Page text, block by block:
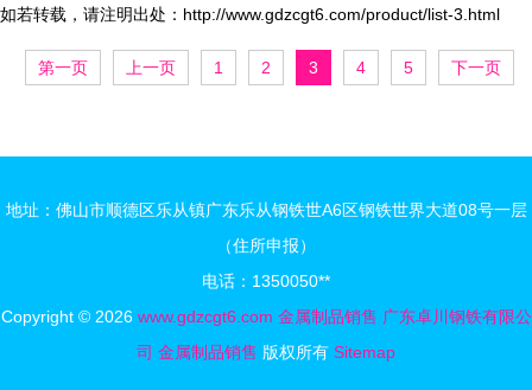
售公司 金
属制品生产
供应与今日
析
属制品销售
部 专业供
应面包管、
槽管，批发
保障
供应 利泰
金属提供
TA1、
钛靶材产品
钉 品质与
应用的全面
解析
如若转载，请注明出处：http://www.gdzcgt6.com/product/list-3.html
第一页 上一页 1 2 3 4 5 下一页
地址：佛山市顺德区乐从镇广东乐从钢铁世A6区钢铁世界大道08号一层
（住所申报）
电话：1350050**
Copyright © 2026 www.gdzcgt6.com 金属制品销售 广东卓川钢铁有限公
司 金属制品销售 版权所有 Sitemap